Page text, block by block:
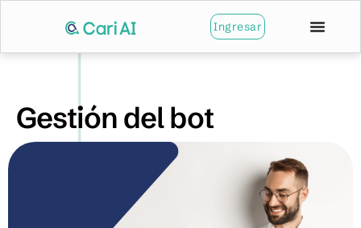
Ingresar
Gestión del bot